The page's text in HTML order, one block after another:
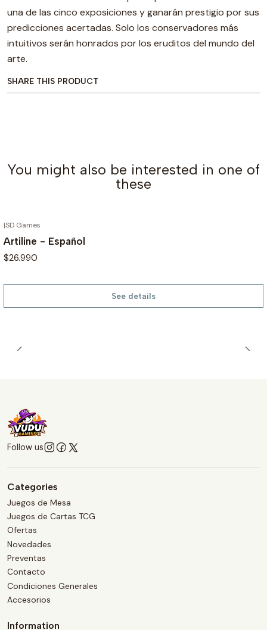
una de las cinco exposiciones y ganarán prestigio por sus
predicciones acertadas. Solo los conservadores más
intuitivos serán honrados por los eruditos del mundo del
arte.
SHARE THIS PRODUCT
You might also be interested in one of
these
|SD Games
Artiline - Español
$26.990
See details
Follow us
Categories
Juegos de Mesa
Juegos de Cartas TCG
Ofertas
Novedades
Preventas
Contacto
Condiciones Generales
Accesorios
Information